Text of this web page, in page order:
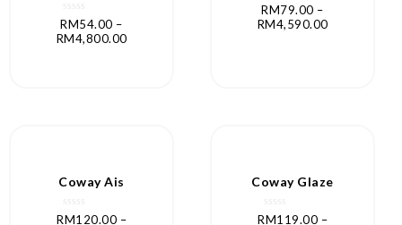
Rated
0
out
RM54.00 –
RM4,800.00
Rated
0
out
RM79.00 –
RM4,590.00
Coway Ais
Rated
RM120.00 –
Coway Glaze
Rated
RM119.00 –